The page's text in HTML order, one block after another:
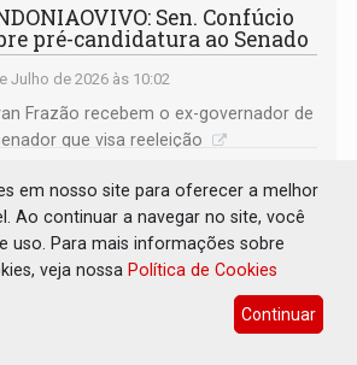
Sen. Confúcio
pré-candidatura ao Senado
Julho de 2026 às 10:02
Frazão recebem o ex-governador de
que visa reeleição
em nosso site para oferecer a melhor
Ao continuar a navegar no site, você
uso. Para mais informações sobre
veja nossa Política de Cookies
Continuar